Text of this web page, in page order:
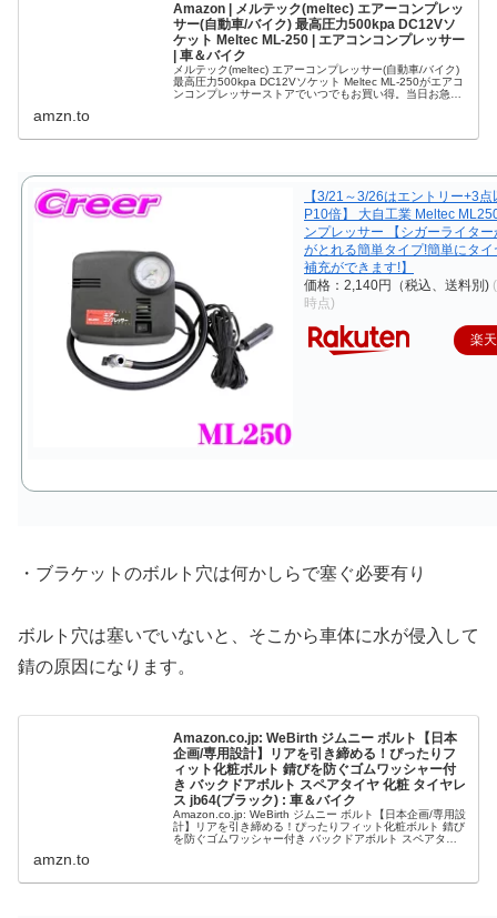
Amazon | メルテック(meltec) エアーコンプレッ
サー(自動車/バイク) 最高圧力500kpa DC12Vソ
ケット Meltec ML-250 | エアコンコンプレッサー
| 車＆バイク
メルテック(meltec) エアーコンプレッサー(自動車/バイク)
最高圧力500kpa DC12Vソケット Meltec ML-250がエアコ
ンコンプレッサーストアでいつでもお買い得。当日お急ぎ
amzn.to
【3/21～3/26はエントリー+3
P10倍】 大自工業 Meltec
ンプレッサー 【シガーライタ
がとれる簡単タイプ!簡単にタ
補充ができます!】
価格：2,140円（税込、送料別)
時点)
楽
・ブラケットのボルト穴は何かしらで塞ぐ必要有り
ボルト穴は塞いでいないと、そこから車体に水が侵入して
錆の原因になります。
Amazon.co.jp: WeBirth ジムニー ボルト【日本
企画/専用設計】リアを引き締める！ぴったりフ
ィット化粧ボルト 錆びを防ぐゴムワッシャー付
き バックドアボルト スペアタイヤ 化粧 タイヤレ
ス jb64(ブラック) : 車＆バイク
Amazon.co.jp: WeBirth ジムニー ボルト【日本企画/専用設
計】リアを引き締める！ぴったりフィット化粧ボルト 錆び
を防ぐゴムワッシャー付き バックドアボルト スペアタイ
amzn.to